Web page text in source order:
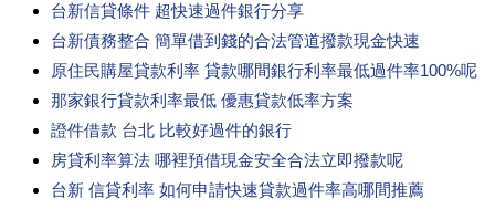
台新信貸條件 超快速過件銀行分享
台新債務整合 簡單借到錢的合法管道撥款現金快速
原住民購屋貸款利率 貸款哪間銀行利率最低過件率100%呢
那家銀行貸款利率最低 優惠貸款低率方案
證件借款 台北 比較好過件的銀行
房貸利率算法 哪裡預借現金安全合法立即撥款呢
台新 信貸利率 如何申請快速貸款過件率高哪間推薦